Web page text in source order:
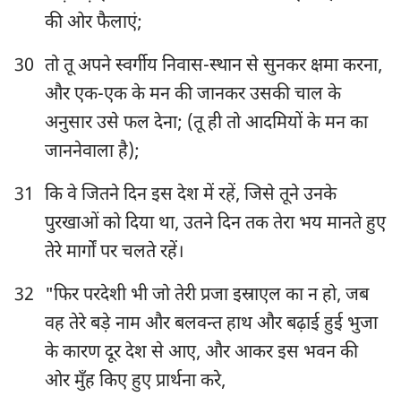
36
की ओर फैलाएं;
30 तो तू अपने स्वर्गीय निवास-स्थान से सुनकर क्षमा करना,
और एक-एक के मन की जानकर उसकी चाल के
अनुसार उसे फल देना; (तू ही तो आदमियों के मन का
जाननेवाला है);
31
कि वे जितने दिन इस देश में रहें, जिसे तूने उनके
पुरखाओं को दिया था, उतने दिन तक तेरा भय मानते हुए
तेरे मार्गों पर चलते रहें।
32 "फिर परदेशी भी जो तेरी प्रजा इस्राएल का न हो, जब
वह तेरे बड़े नाम और बलवन्त हाथ और बढ़ाई हुई भुजा
के कारण दूर देश से आए, और आकर इस भवन की
ओर मुँह किए हुए प्रार्थना करे,